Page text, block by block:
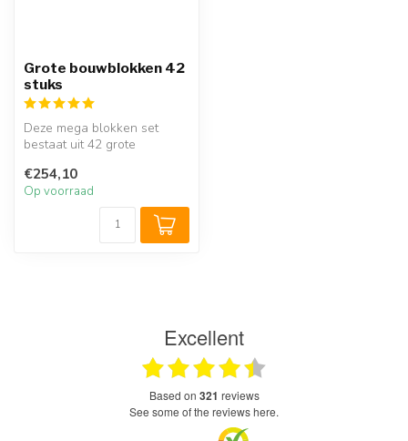
Grote bouwblokken 42
stuks
Deze mega blokken set
bestaat uit 42 grote
speelgoed...
€254,10
Op voorraad
Excellent
based on 321 reviews
see some of the reviews here.